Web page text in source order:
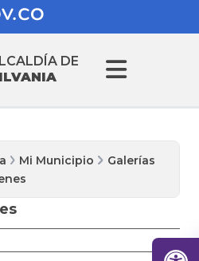
DE
Mi Municipio
Galerías